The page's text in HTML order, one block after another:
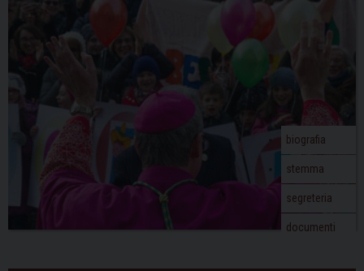
biografia
stemma
segreteria
documenti